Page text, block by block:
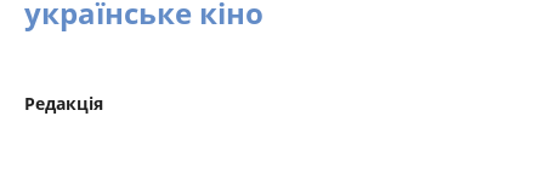
українське кіно
Редакція